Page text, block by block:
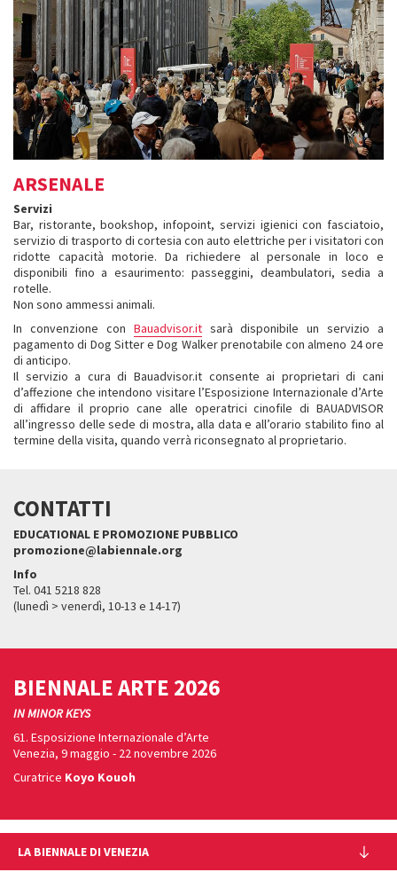
ARSENALE
Servizi
Bar, ristorante, bookshop, infopoint, servizi igienici con fasciatoio,
servizio di trasporto di cortesia con auto elettriche per i visitatori con
ridotte capacità motorie. Da richiedere al personale in loco e
disponibili fino a esaurimento: passeggini, deambulatori, sedia a
rotelle.
Non sono ammessi animali.
In convenzione con Bauadvisor.itsarà disponibile un servizio a
pagamento di Dog Sitter e Dog Walker prenotabile con almeno 24 ore
di anticipo.
Il servizio a cura di Bauadvisor.it consente ai proprietari di cani
d’affezione che intendono visitare l’Esposizione Internazionale d’Arte
di affidare il proprio cane alle operatrici cinofile di BAUADVISOR
all’ingresso delle sede di mostra, alla data e all’orario stabilito fino al
termine della visita, quando verrà riconsegnato al proprietario.
CONTATTI
EDUCATIONAL E PROMOZIONE PUBBLICO
promozione@labiennale.org
Info
Tel. 041 5218 828
(lunedì > venerdì, 10-13 e 14-17)
BIENNALE ARTE 2026
IN MINOR KEYS
61. Esposizione Internazionale d’Arte
Venezia, 9 maggio - 22 novembre 2026
Curatrice Koyo Kouoh
LA BIENNALE DI VENEZIA